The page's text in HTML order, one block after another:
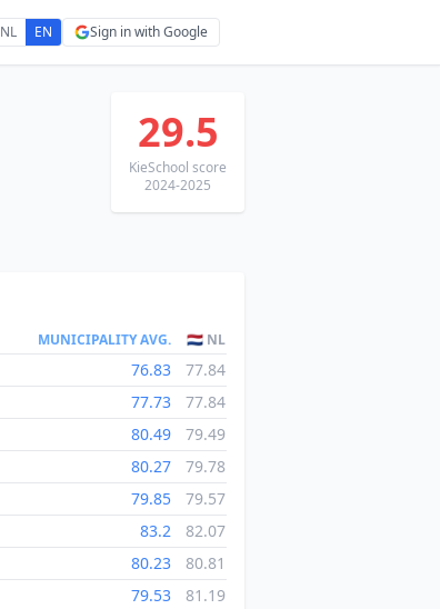
NL EN Sign in with Google
29.5
KieSchool score
2024-2025
MUNICIPALITY AVG. 🇳🇱 NL
76.83
77.84
77.73
77.84
80.49
79.49
80.27
79.78
79.85
79.57
83.2
82.07
80.23
80.81
79.53
81.19